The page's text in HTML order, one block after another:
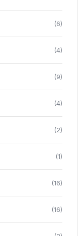
(6)
(4)
(9)
(4)
(2)
(1)
(16)
(16)